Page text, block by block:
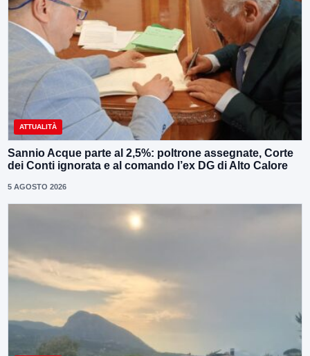
ATTUALITÀ
Sannio Acque parte al 2,5%: poltrone assegnate, Corte
dei Conti ignorata e al comando l’ex DG di Alto Calore
5 AGOSTO 2026